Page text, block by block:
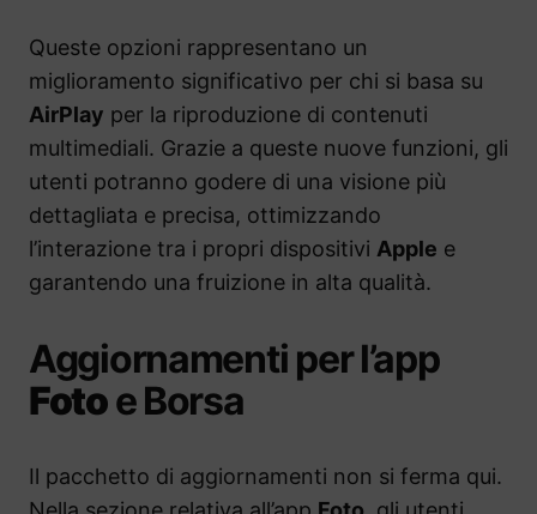
Queste opzioni rappresentano un
miglioramento significativo per chi si basa su
AirPlay per la riproduzione di contenuti
multimediali. Grazie a queste nuove funzioni, gli
utenti potranno godere di una visione più
dettagliata e precisa, ottimizzando
l’interazione tra i propri dispositivi Apple e
garantendo una fruizione in alta qualità.
Aggiornamenti per l’app
Fotoe Borsa
Il pacchetto di aggiornamenti non si ferma qui.